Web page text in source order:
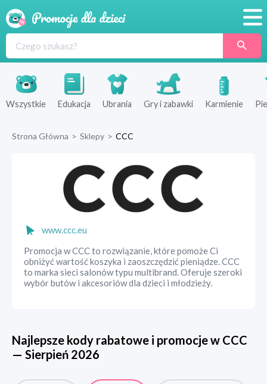
Produkty
Sklepy
Wszystkie Edukacja Ubrania Gry i zabawki Karmienie
Strona Główna > Sklepy > CCC
www.ccc.eu
Promocja w CCC to rozwiązanie, które pomoże Ci
obniżyć wartość koszyka i zaoszczędzić pieniądze. CCC
to marka sieci salonów typu multibrand. Oferuje szeroki
wybór butów i akcesoriów dla dzieci i młodzieży.
Najlepsze kody rabatowe i promocje w CCC
— Sierpień 2026